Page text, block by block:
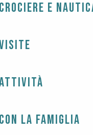
Crociere e
Con la famiglia
99